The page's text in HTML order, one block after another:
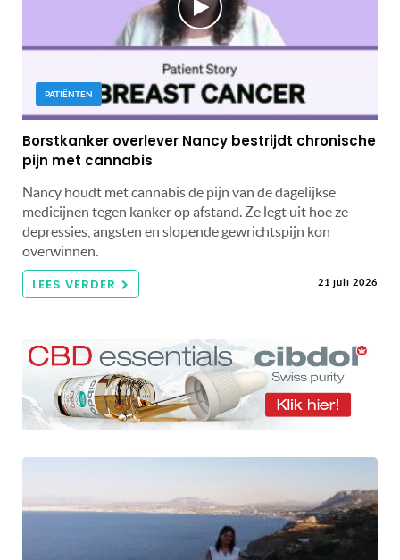
PATIËNTEN
Borstkanker overlever Nancy bestrijdt chronische
pijn met cannabis
Nancy houdt met cannabis de pijn van de dagelijkse
medicijnen tegen kanker op afstand. Ze legt uit hoe ze
depressies, angsten en slopende gewrichtspijn kon
overwinnen.
LEES VERDER 21 juli 2026